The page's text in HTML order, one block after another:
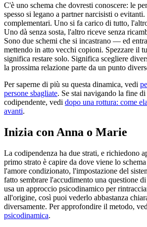
C'è uno schema che dovresti conoscere: le
spesso si legano a partner narcisisti o
complementari. Uno si fa carico di tutto,
Uno dà senza sosta, l'altro riceve senza
Sono due schemi che si incastrano — ed
mettendo in atto vecchi copioni. Spezzare il
significa restare solo. Significa scegliere
la prossima relazione parte da un punto
Per saperne di più su questa dinamica, vedi
persone sbagliate. Se stai navigando la fine
codipendente, vedi dopo una rottura: come
avanti.
Inizia con Anna o Marie
La codipendenza ha due strati, e richiedono
primo strato è capire da dove viene lo
l'amore condizionato, l'impostazione del
fatto sembrare l'accudimento una questione
usa un approccio psicodinamico per
all'origine, così puoi vederlo abbastanza
diversamente. Per approfondire il metodo,
psicodinamica.